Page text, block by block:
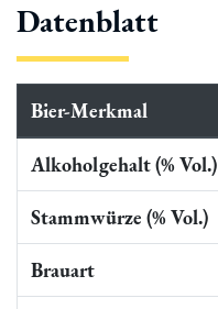
Datenblatt
Bier-Merkmal
Alkoholgehalt (% Vol.)
Stammwürze (% Vol.)
Brauart